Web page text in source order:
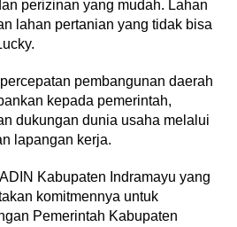
perizinan yang mudah. Lahan
lahan pertanian yang tidak bisa
pembangunan daerah
kepada pemerintah,
dukungan dunia usaha melalui
lapangan kerja.
Kabupaten Indramayu yang
komitmennya untuk
Pemerintah Kabupaten